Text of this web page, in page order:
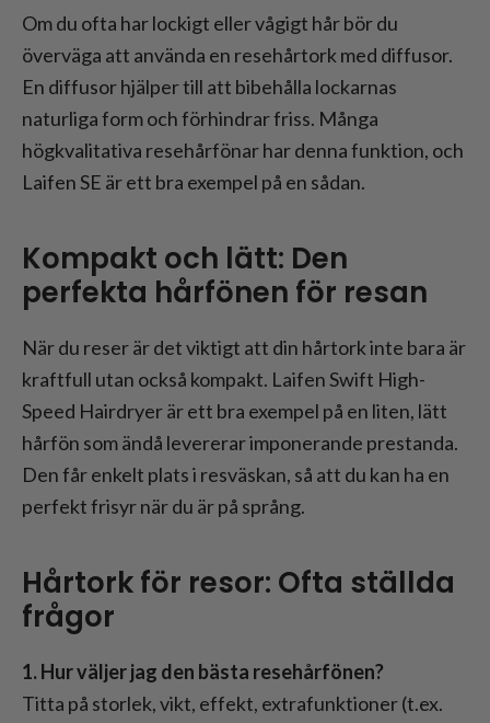
Om du ofta har lockigt eller vågigt hår bör du
överväga att använda en resehårtork med diffusor.
En diffusor hjälper till att bibehålla lockarnas
naturliga form och förhindrar friss. Många
högkvalitativa resehårfönar har denna funktion, och
Laifen SE är ett bra exempel på en sådan.
Kompakt och lätt: Den
perfekta hårfönen för resan
När du reser är det viktigt att din hårtork inte bara är
kraftfull utan också kompakt. Laifen Swift High-
Speed Hairdryer är ett bra exempel på en liten, lätt
hårfön som ändå levererar imponerande prestanda.
Den får enkelt plats i resväskan, så att du kan ha en
perfekt frisyr när du är på språng.
Hårtork för resor: Ofta ställda
frågor
1. Hur väljer jag den bästa resehårfönen?
Titta på storlek, vikt, effekt, extrafunktioner (t.ex.